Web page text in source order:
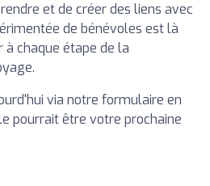
et de créer des liens avec
de bénévoles est là
chaque étape de la
via notre formulaire en
pourrait être votre prochaine